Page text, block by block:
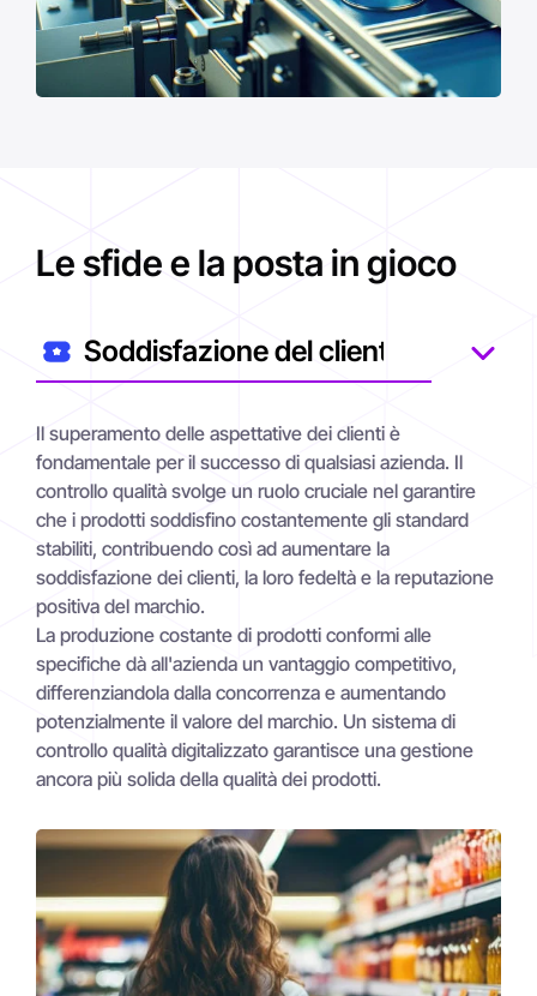
Le sfide e la posta in gioco
Il superamento delle aspettative dei clienti è
fondamentale per il successo di qualsiasi azienda. Il
controllo qualità svolge un ruolo cruciale nel garantire
che i prodotti soddisfino costantemente gli standard
stabiliti, contribuendo così ad aumentare la
soddisfazione dei clienti, la loro fedeltà e la reputazione
positiva del marchio.
La produzione costante di prodotti conformi alle
specifiche dà all'azienda un vantaggio competitivo,
differenziandola dalla concorrenza e aumentando
potenzialmente il valore del marchio. Un sistema di
controllo qualità digitalizzato garantisce una gestione
ancora più solida della qualità dei prodotti.